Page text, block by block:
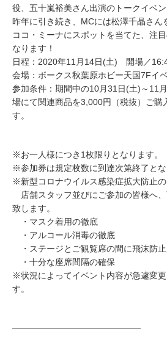
役、五十嵐裕美さん出演のトークイベ
昨年に引き続き、MCには松澤千晶さん
ココ・ミーナにスポットを当てた、注
なります！
日程：2020年11月14日(土) 開場／
会場：ボークス秋葉原ホビー天国7Fイ
参加条件：期間中の10月31日(土)～11
場にて関連商品を3,000円（税抜）ご購
す。
※お一人様につき1枚限りとなります。
※参加券は規定枚数に到達次第終了とな
※新型コロナウイルス感染症拡大防止の
店舗スタッフ並びにご参加の皆様へ
致します。
・マスク着用の徹底
・アルコール消毒の徹底
・ステージとご観覧席の間に飛沫防
・十分な座席間隔の確保
※状況によってイベント内容が急遽変
す。
―――――――――――――――